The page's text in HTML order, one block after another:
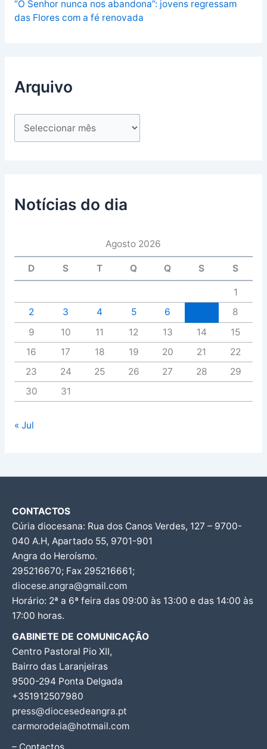
“O Senhor nunca nos abandona”: jovens regressam
das Flores com a fé renovada
Arquivo
Notícias do dia
Agosto 2026
D S T Q Q S S
1
2
3 4 5 6
8
9
10 11 12 13 14
15
16
17 18 19 20 21
22
23
24 25 26 27 28
29
30
31
« Jul
CONTACTOS
Cúria diocesana: Rua dos Canos Verdes, 127 – 9700-
040 A.H, Apartado 55, 9701-901
Angra do Heroísmo.
295216670; Fax 295216661;
diocese.angra@gmail.com
Horário: 2ª a 6ª feira das 09:00 às 13:00 e das 14:00 às
17:00 horas.
GABINETE DE COMUNICAÇÃO
Centro Pastoral Pio XII,
Bairro das Laranjeiras
9500-294 Ponta Delgada
+351912507980
press@diocesedeangra.pt
carmorodeia@hotmail.com
– Contactos